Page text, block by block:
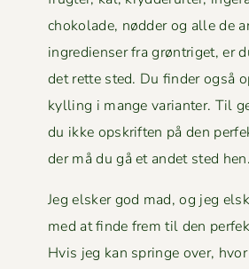
choko­lade, nød­der og alle de
ingre­di­enser fra grøn­triget, er
det rette sted. Du find­er også
kylling i mange vari­anter. Til
du ikke opskriften på den
der må du gå et andet sted hen.
Jeg elsker god mad, og jeg
med at finde frem til den
Hvis jeg kan springe over,